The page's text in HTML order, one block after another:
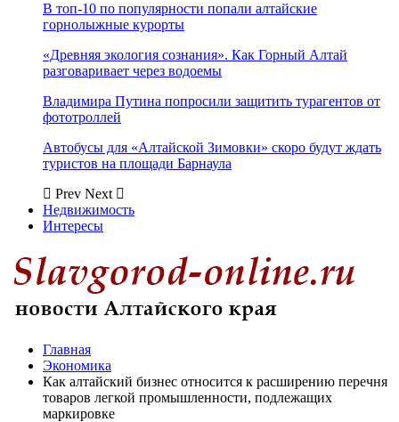
В топ-10 по популярности попали алтайские
горнолыжные курорты
«Древняя экология сознания». Как Горный Алтай
разговаривает через водоемы
Владимира Путина попросили защитить турагентов от
фототроллей
Автобусы для «Алтайской Зимовки» скоро будут ждать
туристов на площади Барнаула
Prev Next
Недвижимость
Интересы
Главная
Экономика
Как алтайский бизнес относится к расширению перечня
товаров легкой промышленности, подлежащих
маркировке